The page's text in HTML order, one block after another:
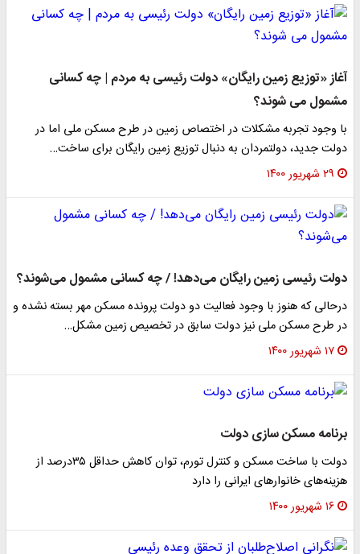
آغاز «توزیع زمین رایگان» دولت رئیسی به مردم | چه کسانی
مشمول می شوند؟
با وجود تجربه مشکلات در اختصاص زمین در طرح مسکن ملی اما در
دولت جدید، دولتمردان به دنبال توزیع زمین رایگان برای ساخت…
۲۹ شهریور ۱۴۰۰
دولت رئیسی زمین رایگان می‌دهد! / چه کسانی مشمول می‌شوند؟
درحالی که هنوز با وجود فعالیت دو دولت پرونده مسکن مهر بسته نشده و
در طرح مسکن ملی نیز دولت سابق در تخصیص زمین مشکل…
۱۷ شهریور ۱۴۰۰
برنامه مسکن سازی دولت
دولت با ساخت مسکن و کنترل تورم، توان کاهش حداقل ۳۵درصد از
هزینه‌های خانوارهای ایرانی را دارد
۱۶ شهریور ۱۴۰۰